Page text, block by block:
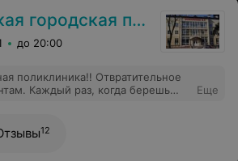
поликлиника №3
до 20:00
поликлиника!! Отвратительное
Каждый раз, когда берешь
минимум вы туда зайдете
до вечера тебя примут. А если ты
На сколько нужно
На целый день? Зачем
Еще
12